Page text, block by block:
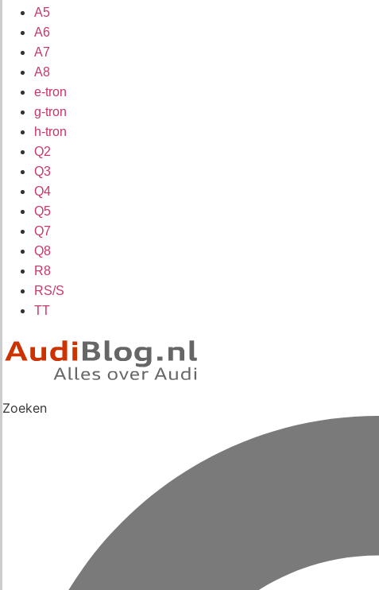
A5
A6
A7
A8
e-tron
g-tron
h-tron
Q2
Q3
Q4
Q5
Q7
Q8
R8
RS/S
TT
Zoeken